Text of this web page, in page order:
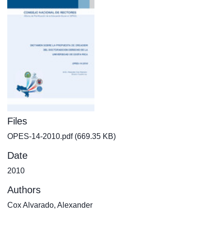
Files
OPES-14-2010.pdf(669.35 KB)
Date
2010
Authors
Cox Alvarado, Alexander